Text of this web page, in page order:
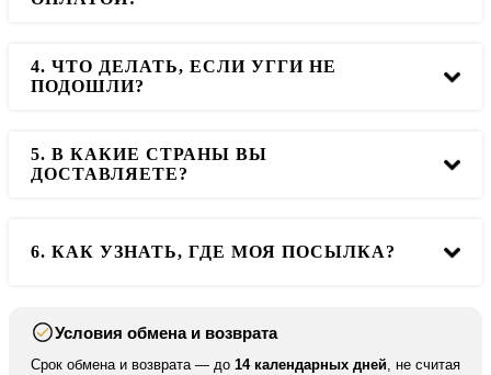
при получении
Да, вы можете примерить обувь, и после этого оплатить
ее или отказаться.
4. ЧТО ДЕЛАТЬ, ЕСЛИ УГГИ НЕ
ПОДОШЛИ?
Вам необходимо связаться с менеджером по телефону.
Контакты. Мы оформим для вас обмен или возврат.
5. В КАКИЕ СТРАНЫ ВЫ
ДОСТАВЛЯЕТЕ?
Мы доставляем во все города РФ и в ближайшие
6. КАК УЗНАТЬ, ГДЕ МОЯ ПОСЫЛКА?
После отправки мы высылаем вам номер для
отслеживания вашей посылки. По нему вы можете
Условия обмена и возврата
Срок обмена и возврата — до 14 календарных дней, не считая